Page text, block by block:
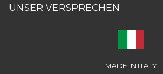
UNSER VERSPRECHEN
MADE IN ITALY